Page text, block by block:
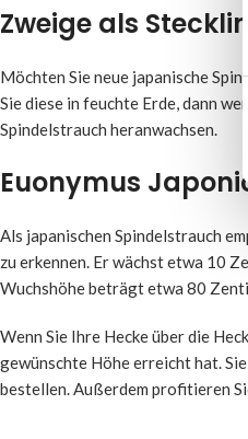
Zweige als
Möchten Sie neue japanische
Sie diese in feuchte Erde, dann
Spindelstrauch heranwachsen.
Euonymus
Als japanischen Spindelstrauch
zu erkennen. Er wächst etwa 10
Wuchshöhe beträgt etwa 80
Wenn Sie Ihre Hecke über die
gewünschte Höhe erreicht hat.
bestellen. Außerdem profitieren